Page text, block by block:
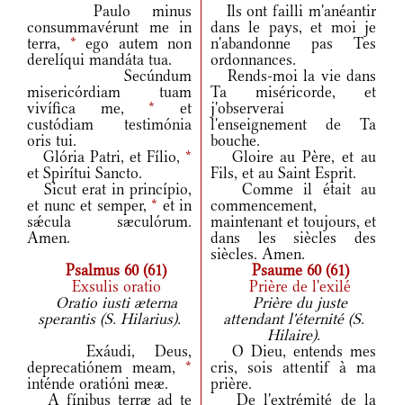
Paulo minus
consummavérunt me in
terra, * ego autem non
derelíqui mandáta tua.
Ils ont failli m'anéantir
dans le pays, et moi je
n'abandonne pas Tes
ordonnances.
Secúndum
misericórdiam tuam
vivífica me,* et
custódiam testimónia
oris tui.
Rends-moi la vie dans
Ta miséricorde, et
j'observerai
l'enseignement de Ta
bouche.
Glória Patri, et Fílio, *
et Spirítui Sancto.
Gloire au Père, et au
Fils, et au Saint Esprit.
Sicut erat in princípio,
et nunc et semper, * et in
sǽcula sæculórum.
Amen.
Comme il était au
commencement,
maintenant et toujours, et
dans les siècles des
siècles. Amen.
Psalmus 60 (61)
Psaume 60 (61)
Exsulis oratio
Prière de l'exilé
Oratio iusti æterna
sperantis (S. Hilarius).
Prière du juste
attendant l'éternité (S.
Hilaire).
Exáudi, Deus,
deprecatiónem meam, *
inténde oratióni meæ.
O Dieu, entends mes
cris, sois attentif à ma
prière.
A fínibus terræ ad te
De l'extrémité de la